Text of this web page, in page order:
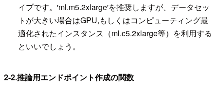
イプです。'ml.m5.2xlarge'を推奨しますが、データセッ
トが大きい場合はGPU,もしくはコンピューティング最
適化されたインスタンス（ml.c5.2xlarge等）を利用する
といいでしょう。
2-2.推論用エンドポイント作成の関数